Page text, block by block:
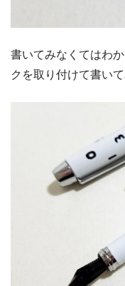
書いてみなくてはわ
クを取り付けて書いて